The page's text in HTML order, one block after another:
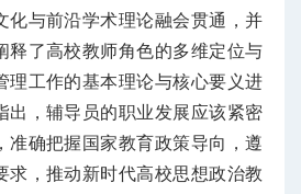
化与前沿学术理论融会贯通，并
释了高校教师角色的多维定位与
理工作的基本理论与核心要义进
出，辅导员的职业发展应该紧密
准确把握国家教育政策导向，遵
求，推动新时代高校思想政治教